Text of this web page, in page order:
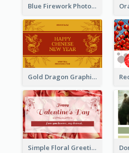
Blue Firework Photo Grid New Year Greeting Card
Gold Dragon Graphic Lunar New Year Greeting Card
Simple Floral Greeting Card Of Valentine's Day